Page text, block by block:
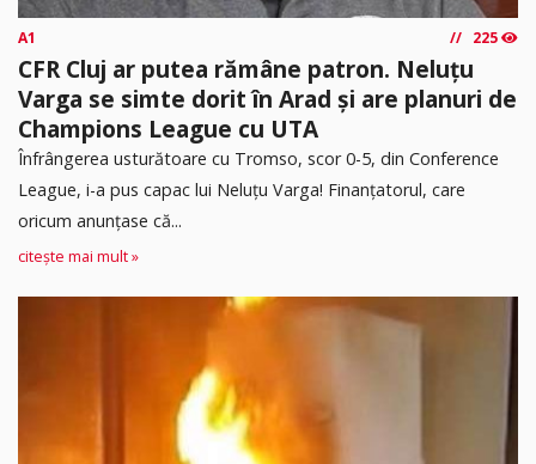
A1 225
CFR Cluj ar putea rămâne patron. Neluțu
Varga se simte dorit în Arad și are planuri de
Champions League cu UTA
Înfrângerea usturătoare cu Tromso, scor 0-5, din Conference
League, i-a pus capac lui Neluțu Varga! Finanțatorul, care
oricum anunțase că...
citește mai mult »